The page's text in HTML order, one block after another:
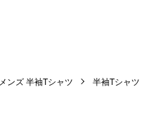
メンズ 半袖Tシャツ 半袖Tシャツ